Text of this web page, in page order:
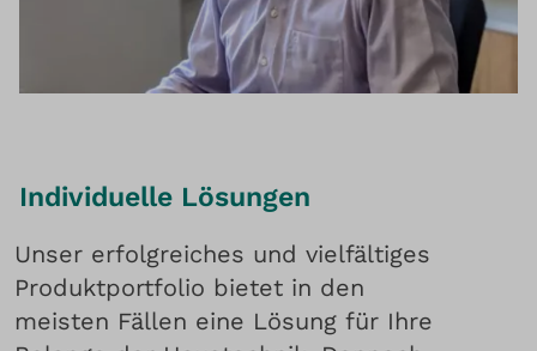
Individuelle Lösungen
Unser erfolgreiches und vielfältiges
Produktportfolio bietet in den
meisten Fällen eine Lösung für Ihre